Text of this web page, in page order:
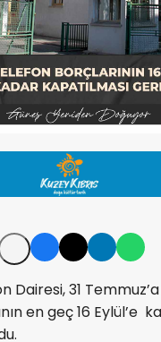
Dairesi, 31
en geç 16 Eylül’e